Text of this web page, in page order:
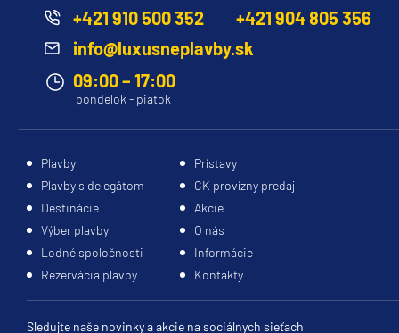
+421 910 500 352
+421 904 805 356
info@luxusneplavby.sk
09:00 – 17:00
pondelok - piatok
Plavby
Prístavy
Plavby s delegátom
CK provízny predaj
Destinácie
Akcie
Výber plavby
O nás
Lodné spoločnosti
Informácie
Rezervácia plavby
Kontakty
Sledujte naše novinky a akcie na sociálnych sieťach